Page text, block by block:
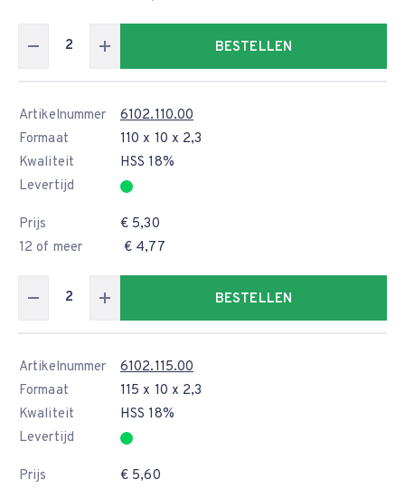
BESTELLEN
Artikelnummer
6102.110.00
Formaat
110 x 10 x 2,3
Kwaliteit
HSS 18%
Levertijd
Prijs
€ 5,30
12 of meer
€ 4,77
BESTELLEN
Artikelnummer
6102.115.00
Formaat
115 x 10 x 2,3
Kwaliteit
HSS 18%
Levertijd
Prijs € 5,60